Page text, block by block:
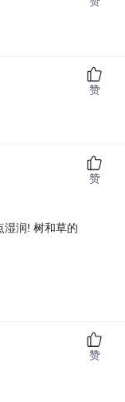
赞
湿润! 树和草的
赞
赞